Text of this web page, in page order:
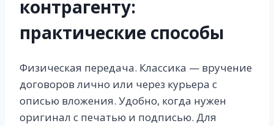
контрагенту:
практические способы
Физическая передача. Классика — вручение
договоров лично или через курьера с
описью вложения. Удобно, когда нужен
оригинал с печатью и подписью. Для